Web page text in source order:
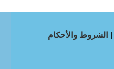
| الشروط والأحكام